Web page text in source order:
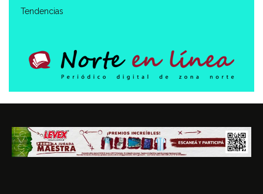
Tendencias